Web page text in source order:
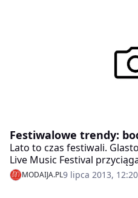
Festiwalowe trendy:
Lato to czas festiwali.
Live Music Festival
dobrego stylu. Poczuj się
najmodniejsze w tym
MODAIJA.PL9 lipca 2013, 12:20